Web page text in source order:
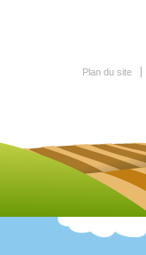
Plan du site